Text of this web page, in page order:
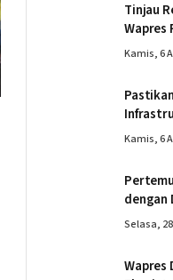
Tinjau
Wapres
Kembali
Kamis, 6
Wapres
Kamis, 6
dengan
Selasa,
Wapres